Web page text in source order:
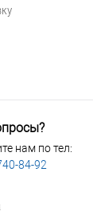
нам по тел:
84-92